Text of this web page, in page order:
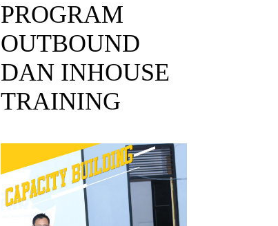
PROGRAM
OUTBOUND
DAN INHOUSE
TRAINING